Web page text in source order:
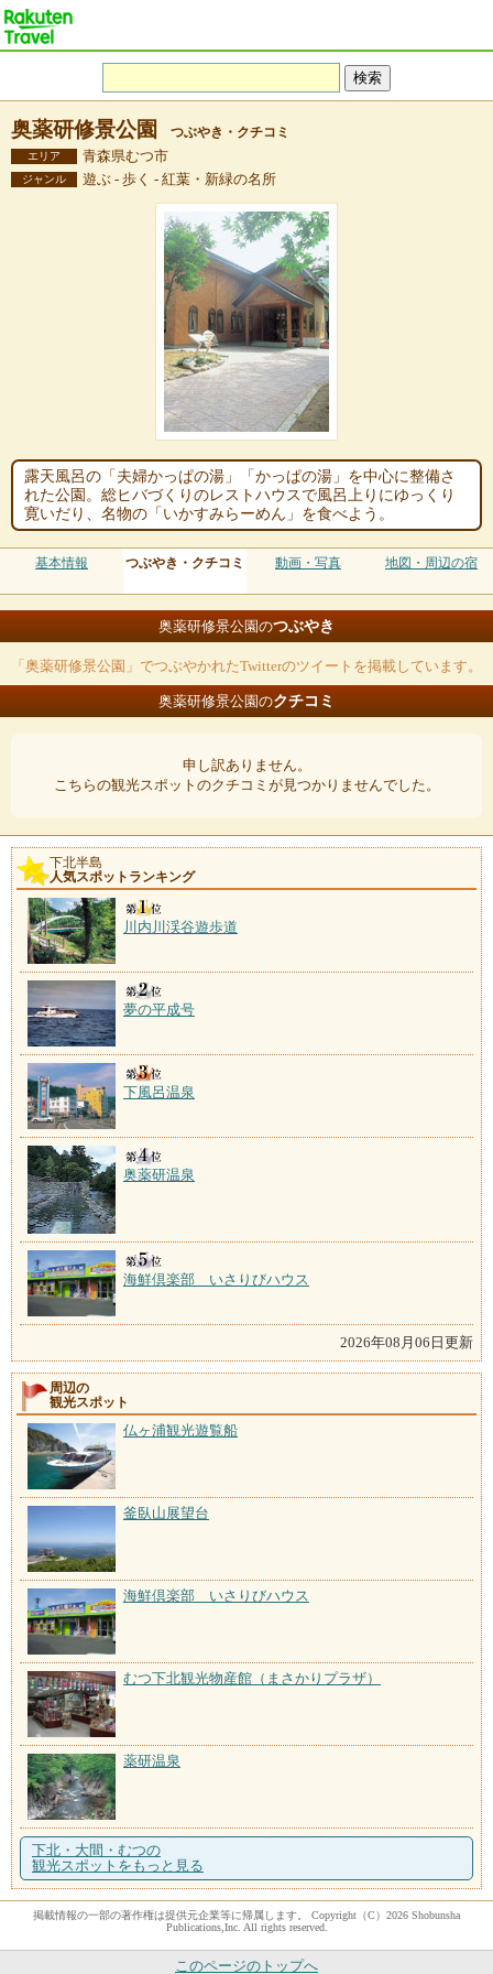
奥薬研修景公園 つぶやき・クチコミ
エリア 青森県むつ市
ジャンル 遊ぶ - 歩く - 紅葉・新緑の名所
露天風呂の「夫婦かっぱの湯」「かっぱの湯」を中心に整備さ
れた公園。総ヒバづくりのレストハウスで風呂上りにゆっくり
寛いだり、名物の「いかすみらーめん」を食べよう。
基本情報 つぶやき・クチコミ 動画・写真 地図・周辺の宿
奥薬研修景公園のつぶやき
「奥薬研修景公園」でつぶやかれたTwitterのツイートを掲載しています。
奥薬研修景公園のクチコミ
申し訳ありません。
こちらの観光スポットのクチコミが見つかりませんでした。
下北半島
人気スポットランキング
川内川渓谷遊歩道
夢の平成号
下風呂温泉
奥薬研温泉
海鮮倶楽部 いさりびハウス
2026年08月06日更新
周辺の
観光スポット
仏ヶ浦観光遊覧船
釜臥山展望台
海鮮倶楽部 いさりびハウス
むつ下北観光物産館（まさかりプラザ）
薬研温泉
下北・大間・むつの
観光スポットをもっと見る
掲載情報の一部の著作権は提供元企業等に帰属します。 Copyright（C）2026 Shobunsha
Publications,Inc. All rights reserved.
このページのトップへ